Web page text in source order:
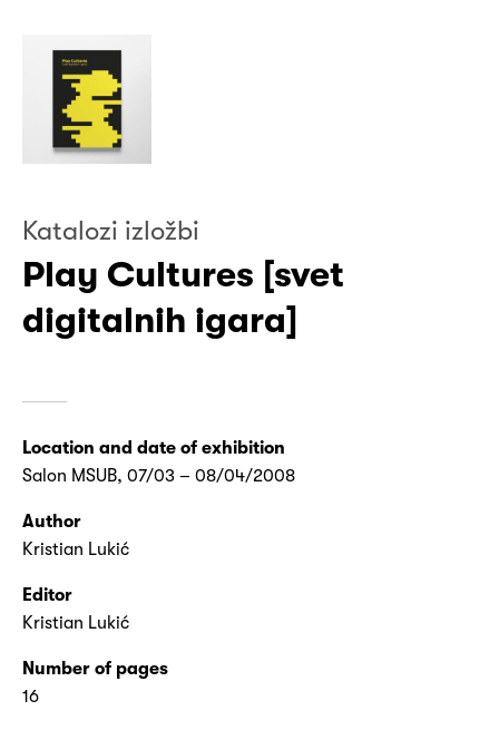
Katalozi izložbi
Play Cultures [svet
digitalnih igara]
Location and date of exhibition
Salon MSUB, 07/03 – 08/04/2008
Author
Kristian Lukić
Editor
Kristian Lukić
Number of pages
16